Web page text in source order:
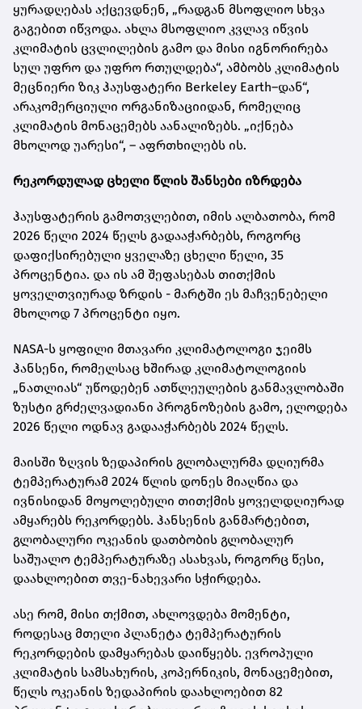
ყურადღებას აქცევდნენ, „რადგან მსოფლიო სხვა
გაგებით იწვოდა. ახლა მსოფლიო კვლავ იწვის
კლიმატის ცვლილების გამო და მისი იგნორირება
სულ უფრო და უფრო რთულდება“, ამბობს კლიმატის
მეცნიერი ზიკ ჰაუსფატერი Berkeley Earth–დან“,
არაკომერციული ორგანიზაციიდან, რომელიც
კლიმატის მონაცემებს აანალიზებს. „იქნება
მხოლოდ უარესი“, – აფრთხილებს ის.
რეკორდულად ცხელი წლის შანსები იზრდება
ჰაუსფატერის გამოთვლებით, იმის ალბათობა, რომ
2026 წელი 2024 წელს გადააჭარბებს, როგორც
დაფიქსირებული ყველაზე ცხელი წელი, 35
პროცენტია. და ის ამ შეფასებას თითქმის
ყოველთვიურად ზრდის - მარტში ეს მაჩვენებელი
მხოლოდ 7 პროცენტი იყო.
NASA-ს ყოფილი მთავარი კლიმატოლოგი ჯეიმს
ჰანსენი, რომელსაც ხშირად კლიმატოლოგიის
„ნათლიას“ უწოდებენ ათწლეულების განმავლობაში
ზუსტი გრძელვადიანი პროგნოზების გამო, ელოდება
2026 წელი ოდნავ გადააჭარბებს 2024 წელს.
მაისში ზღვის ზედაპირის გლობალურმა დღიურმა
ტემპერატურამ 2024 წლის დონეს მიაღწია და
ივნისიდან მოყოლებული თითქმის ყოველდღიურად
ამყარებს რეკორდებს. ჰანსენის განმარტებით,
გლობალური ოკეანის დათბობის გლობალურ
საშუალო ტემპერატურაზე ასახვას, როგორც წესი,
დაახლოებით თვე-ნახევარი სჭირდება.
ასე რომ, მისი თქმით, ახლოვდება მომენტი,
როდესაც მთელი პლანეტა ტემპერატურის
რეკორდების დამყარებას დაიწყებს. ევროპული
კლიმატის სამსახურის, კოპერნიკის, მონაცემებით,
წელს ოკეანის ზედაპირის დაახლოებით 82